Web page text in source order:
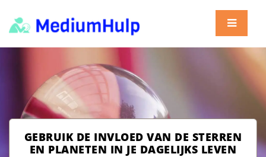
GEBRUIK DE INVLOED VAN DE STERREN
EN PLANETEN IN JE DAGELIJKS LEVEN